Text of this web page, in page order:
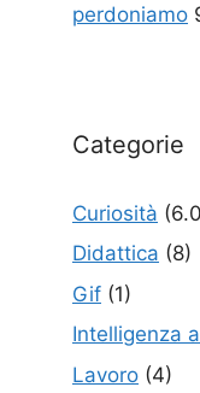
perdoniamo
Categorie
Curiosità
Didattica (8)
Gif (1)
Intelligenza
Lavoro (4)